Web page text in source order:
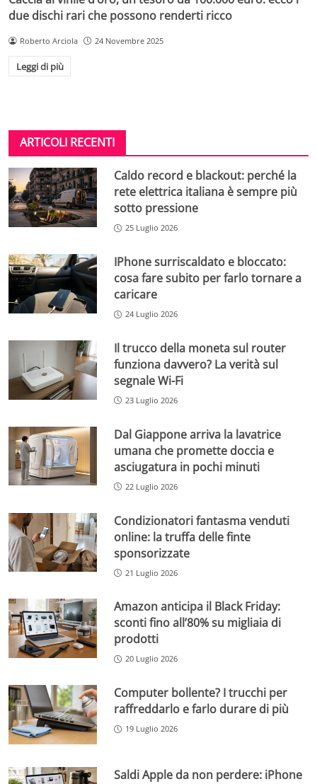
due dischi rari che possono renderti ricco
Roberto Arciola 24 Novembre 2025
Leggi di più
ARTICOLI RECENTI
Caldo record e blackout: perché la
rete elettrica italiana è sempre più
sotto pressione
25 Luglio 2026
IPhone surriscaldato e bloccato:
cosa fare subito per farlo tornare a
caricare
24 Luglio 2026
Il trucco della moneta sul router
funziona davvero? La verità sul
segnale Wi-Fi
23 Luglio 2026
Dal Giappone arriva la lavatrice
umana che promette doccia e
asciugatura in pochi minuti
22 Luglio 2026
Condizionatori fantasma venduti
online: la truffa delle finte
sponsorizzate
21 Luglio 2026
Amazon anticipa il Black Friday:
sconti fino all’80% su migliaia di
prodotti
20 Luglio 2026
Computer bollente? I trucchi per
raffreddarlo e farlo durare di più
19 Luglio 2026
Saldi Apple da non perdere: iPhone